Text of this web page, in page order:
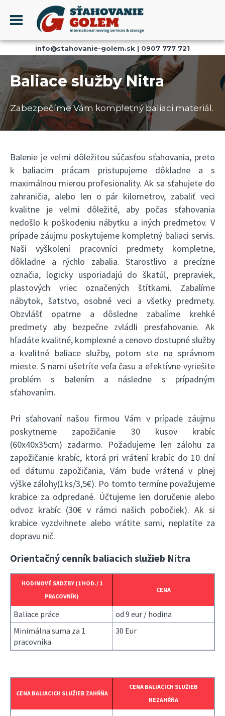
Menu
PROFIL
SŤAHOVANIE - SŤAHOVACIE SLUŽBY
DOPRAVA - DOPRAVNÉ SLUŽBY
AKCIE A ZĽAVY
SKLADOVANIE
CENNÍK
KONTAKT
info@stahovanie-golem.sk | 0907 777 721
Baliace služby Nitra
Zabezpečíme Vám kompletný baliaci materiál.
Balenie je veľmi dôležitou súčasťou sťahovania, preto
k baliacim prácam pristupujeme dôkladne a s
maximálnou mierou profesionality. Ak sa sťahujete do
zahraničia, alebo len o pár kilometrov, zabaliť veci
kvalitne je veľmi dôležité, aby počas sťahovania
nedošlo k poškodeniu nábytku a iných predmetov. V
prípade záujmu poskytujeme kompletný baliaci servis.
Naši vyškolení pracovníci predmety kompletne,
dôkladne a rýchlo zabalia. Starostlivo a precízne
označia, logicky usporiadajú do škatúľ, prepraviek,
plastových vriec označených štítkami. Zabalíme
nábytok, šatstvo, osobné veci a všetky predmety.
Obzvlášť opatrne a dôsledne zabalíme krehké
predmety aby bezpečne zvládli presťahovanie. Ak
hľadáte kvalitné, komplexné a cenovo dostupné služby
a kvalitné baliace služby, potom ste na správnom
mieste. S nami ušetríte veľa času a efektívne vyriešite
problém s balením a následne s prípadným
sťahovaním.
Pri sťahovaní našou firmou Vám v prípade záujmu
poskytneme zapožičanie 30 kusov krabíc
(60x40x35cm) zadarmo. Požadujeme len zálohu za
zapožičanie krabíc, ktorá pri vrátení krabíc do 10 dní
od dátumu zapožičania, Vám bude vrátená v plnej
výške zálohy(1ks/3,5€). Po tomto termíne považujeme
krabice za odpredané. Účtujeme len doručenie alebo
odvoz krabíc (30€ v rámci našich pobočiek). Ak si
krabice vyzdvihnete alebo vrátite sami, neplatíte za
dopravu nič.
Orientačný cenník baliacich služieb Nitra
HODINOVÉ SADZBY (1 HOD./ 1
PRACOVNÍK)
CENA
Baliace práce
od 9 eur / hodina
Minimálna suma za 1
pracovníka
30 Eur
CENA BALIACICH SLUŽIEB ZAHŔŇA
CENA BALIACICH SLUŽIEB
NEZAHŔŇA